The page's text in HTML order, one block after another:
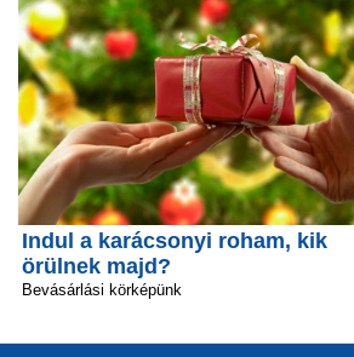
Indul a karácsonyi roham, kik
örülnek majd?
Bevásárlási körképünk